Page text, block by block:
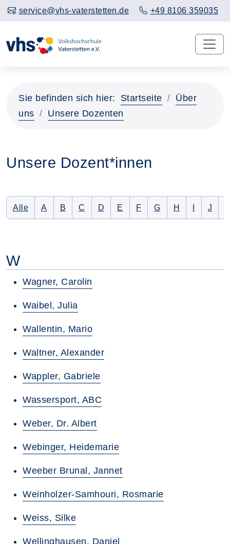
service@vhs-vaterstetten.de +49 8106 359035
Sie befinden sich hier: Startseite
Über
uns
Unsere Dozenten
Unsere Dozent*innen
AlleAlle Dozenten auflisten
Nur Dozenten mit folgendem
A Nur Dozenten mit folgendem
B Nur Dozenten mit folgendem
C Nur Dozenten mit folgendem
D Nur Dozenten mit
E Nur Dozenten mit
F Nur Dozenten mit
G Nur
H NurNur
J
W
Wagner, Carolin
Waibel, Julia
Wallentin, Mario
Waltner, Alexander
Wappler, Gabriele
Wassersport, ABC
Weber, Dr. Albert
Webinger, Heidemarie
Weeber Brunal, Jannet
Weinholzer-Samhouri, Rosmarie
Weiss, Silke
Wellinghausen, Daniel